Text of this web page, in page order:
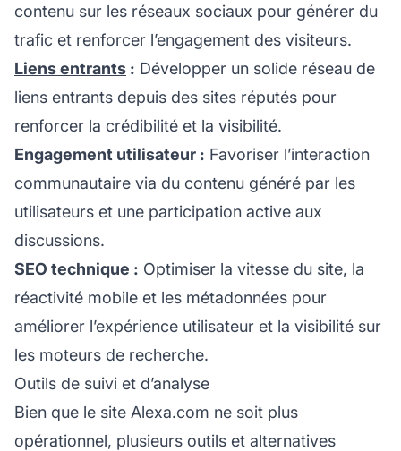
contenu sur les réseaux sociaux pour générer du
trafic et renforcer l’engagement des visiteurs.
Liens entrants : Développer un solide réseau de
liens entrants depuis des sites réputés pour
renforcer la crédibilité et la visibilité.
Engagement utilisateur : Favoriser l’interaction
communautaire via du contenu généré par les
utilisateurs et une participation active aux
discussions.
SEO technique : Optimiser la vitesse du site, la
réactivité mobile et les métadonnées pour
améliorer l’expérience utilisateur et la visibilité sur
les moteurs de recherche.
Outils de suivi et d’analyse
Bien que le site Alexa.com ne soit plus
opérationnel, plusieurs outils et alternatives